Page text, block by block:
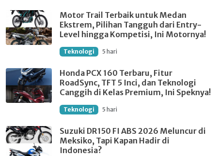
Motor Trail Terbaik untuk Medan
Ekstrem, Pilihan Tangguh dari Entry-
Level hingga Kompetisi, Ini Motornya!
Teknologi 5 hari
Honda PCX 160 Terbaru, Fitur
RoadSync, TFT 5 Inci, dan Teknologi
Canggih di Kelas Premium, Ini Speknya!
Teknologi 5 hari
Suzuki DR150 FI ABS 2026 Meluncur di
Meksiko, Tapi Kapan Hadir di
Indonesia?